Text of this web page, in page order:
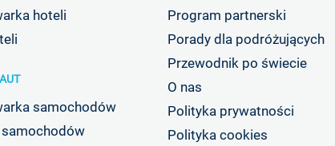
hoteli
samochodów
samochodów
Program partnerski
Porady dla podróżujących
Przewodnik po świecie
O nas
Polityka prywatności
Polityka cookies